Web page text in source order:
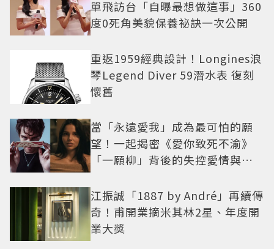
單飛訪台「自曝最想做這事」360
度0死角美貌保養祕訣一次公開
重返1959經典設計！Longines浪
琴Legend Diver 59潛水表 復刻
懷舊
當「永遠愛我」成為最可怕的願
望！一起揭密《愛你致死不渝》
「一願柳」背後的失控愛情與爆
江振誠「1887 by André」再續傳
奇！甫開業摘米其林2星、年度開
業大獎